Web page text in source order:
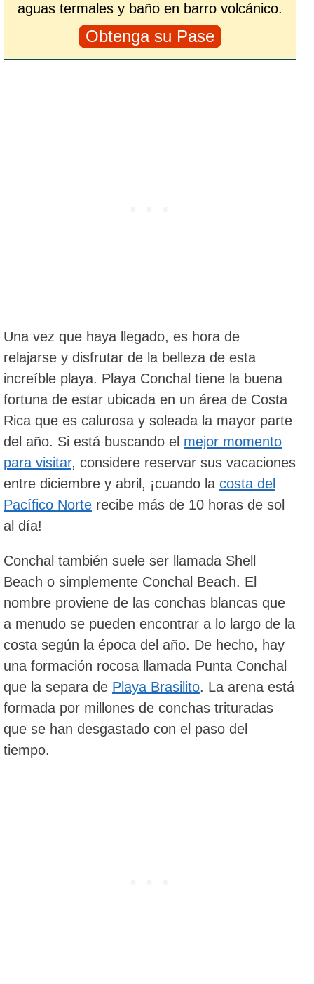
aguas termales y baño en barro volcánico.
Obtenga su Pase
Una vez que haya llegado, es hora de
relajarse y disfrutar de la belleza de esta
increíble playa. Playa Conchal tiene la buena
fortuna de estar ubicada en un área de Costa
Rica que es calurosa y soleada la mayor parte
del año. Si está buscando el mejor momento
para visitar, considere reservar sus vacaciones
entre diciembre y abril, ¡cuando la costa del
Pacífico Norte recibe más de 10 horas de sol
al día!
Conchal también suele ser llamada Shell
Beach o simplemente Conchal Beach. El
nombre proviene de las conchas blancas que
a menudo se pueden encontrar a lo largo de la
costa según la época del año. De hecho, hay
una formación rocosa llamada Punta Conchal
que la separa de Playa Brasilito. La arena está
formada por millones de conchas trituradas
que se han desgastado con el paso del
tiempo.